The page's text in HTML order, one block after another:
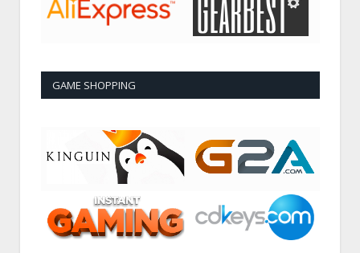
GAME SHOPPING